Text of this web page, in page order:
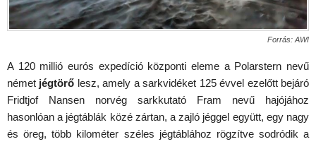
Forrás: AWI
A 120 millió eurós expedíció központi eleme a Polarstern nevű
német jégtörő lesz, amely a sarkvidéket 125 évvel ezelőtt bejáró
Fridtjof Nansen norvég sarkkutató Fram nevű hajójához
hasonlóan a jégtáblák közé zártan, a zajló jéggel együtt, egy nagy
és öreg, több kilométer széles jégtáblához rögzítve sodródik a